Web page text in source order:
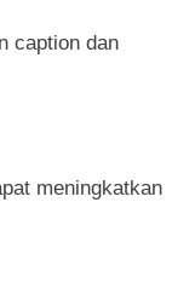
caption dan
meningkatkan